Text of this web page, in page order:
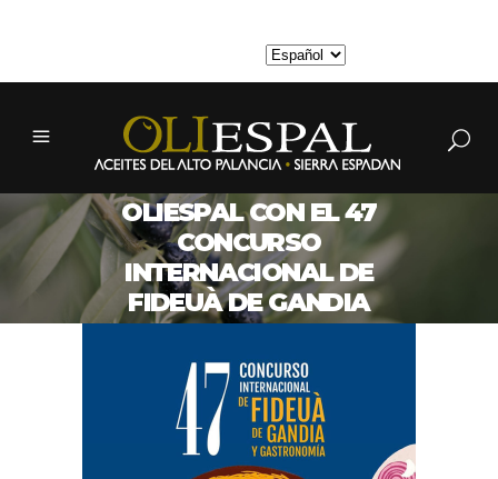
OLIESPAL CON EL 47
CONCURSO
INTERNACIONAL DE
FIDEUÀ DE GANDIA